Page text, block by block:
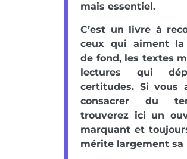
mais essentiel.
C’est un livre à
ceux qui aiment la
de fond, les textes
lectures qui
certitudes. Si vous
consacrer du
trouverez ici un
marquant et
mérite largement sa